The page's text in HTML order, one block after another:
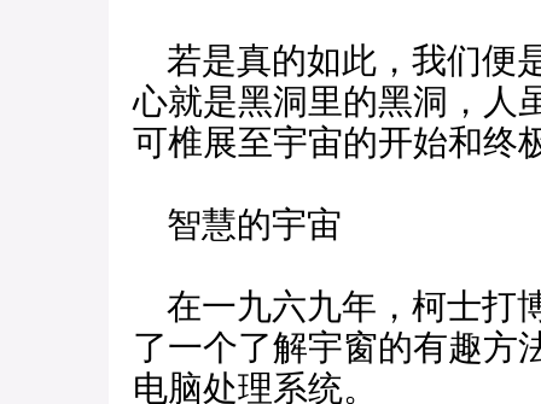
若是真的如此，我们便
心就是黑洞里的黑洞，人
可椎展至宇宙的开始和终
智慧的宇宙
在一九六九年，柯士打
了一个了解宇窗的有趣方
电脑处理系统。